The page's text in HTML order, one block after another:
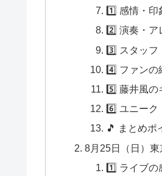
1️⃣ 感情・印
2️⃣ 演奏・ア
3️⃣ スタッ
4️⃣ ファンの
5️⃣ 藤井風の
6️⃣ ユニー
🎵 まとめポ
8月25日（日）
1️⃣ ライブの